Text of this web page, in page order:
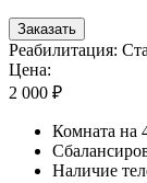
Заказать
Реабилитация:
Цена:
2 000 ₽
Комната на
Наличие